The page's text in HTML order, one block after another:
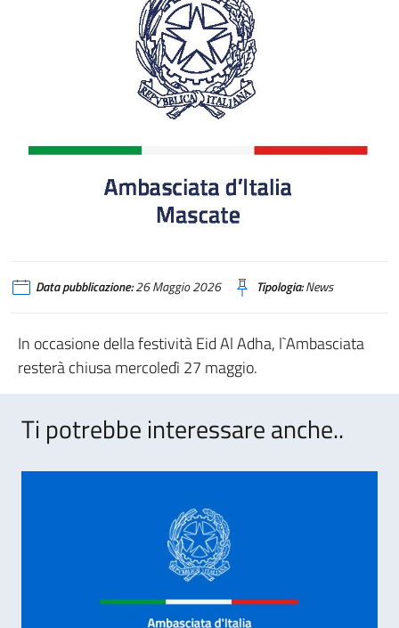
Data pubblicazione:26 Maggio 2026 Tipologia:News
In occasione della festività Eid Al Adha, l`Ambasciata
resterà chiusa mercoledì 27 maggio.
Ti potrebbe interessare anche..